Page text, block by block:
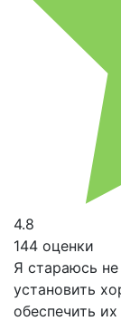
4.8
144 оценки
Я стараюсь
установить
обеспечить их